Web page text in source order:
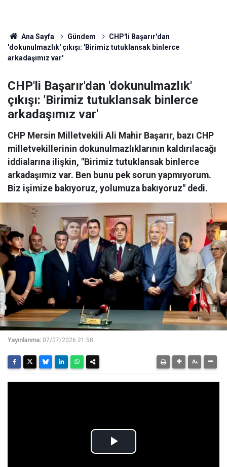
Ana Sayfa Gündem
CHP'li Başarır'dan
'dokunulmazlık' çıkışı: 'Birimiz tutuklansak binlerce
arkadaşımız var'
CHP'li Başarır'dan 'dokunulmazlık'
çıkışı: 'Birimiz tutuklansak binlerce
arkadaşımız var'
CHP Mersin Milletvekili Ali Mahir Başarır, bazı CHP
milletvekillerinin dokunulmazlıklarının kaldırılacağı
iddialarına ilişkin, "Birimiz tutuklansak binlerce
arkadaşımız var. Ben bunu pek sorun yapmıyorum.
Biz işimize bakıyoruz, yolumuza bakıyoruz" dedi.
Yayınlanma: 07/07/2026 21:58